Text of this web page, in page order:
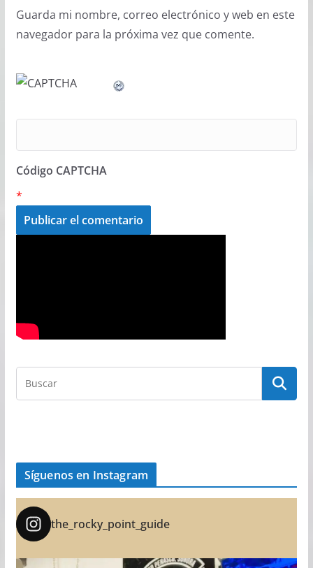
Guarda mi nombre, correo electrónico y web en este
navegador para la próxima vez que comente.
Código CAPTCHA
*
Síguenos en Instagram
the_rocky_point_guide